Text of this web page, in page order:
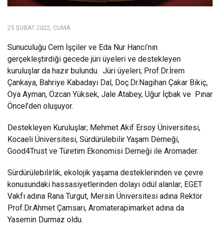
25 ŞUBAT 2022, CUMA
Sunuculuğu Cem İşçiler ve Eda Nur Hancı’nın
gerçekleştirdiği gecede jüri üyeleri ve destekleyen
kuruluşlar da hazır bulundu. Jüri üyeleri; Prof.Dr.İrem
Çankaya, Bahriye Kabadayı Dal, Doç.Dr.Nagihan Çakar Bikiç,
Oya Ayman, Özcan Yüksek, Jale Atabey, Uğur İçbak ve Pınar
Öncel’den oluşuyor.
Destekleyen Kuruluşlar; Mehmet Akif Ersoy Üniversitesi,
Kocaeli Üniversitesi, Sürdürülebilir Yaşam Derneği,
Good4Trust ve Türetim Ekonomisi Derneği ile Aromader.
Sürdürülebilirlik, ekolojik yaşama desteklerinden ve çevre
konusundaki hassasiyetlerinden dolayı ödül alanlar; EGET
Vakfı adına Rana Turgut, Mersin Üniversitesi adına Rektör
Prof.Dr.Ahmet Çamsarı, Aromaterapimarket adına da
Yasemin Durmaz oldu.